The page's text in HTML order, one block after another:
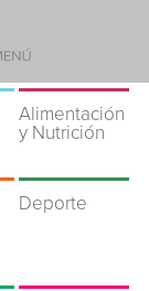
Alimentación
y Nutrición
Deporte